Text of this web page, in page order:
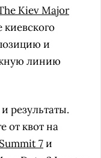
Kiev Major
киевского
и
линию
результаты.
от квот на
7и